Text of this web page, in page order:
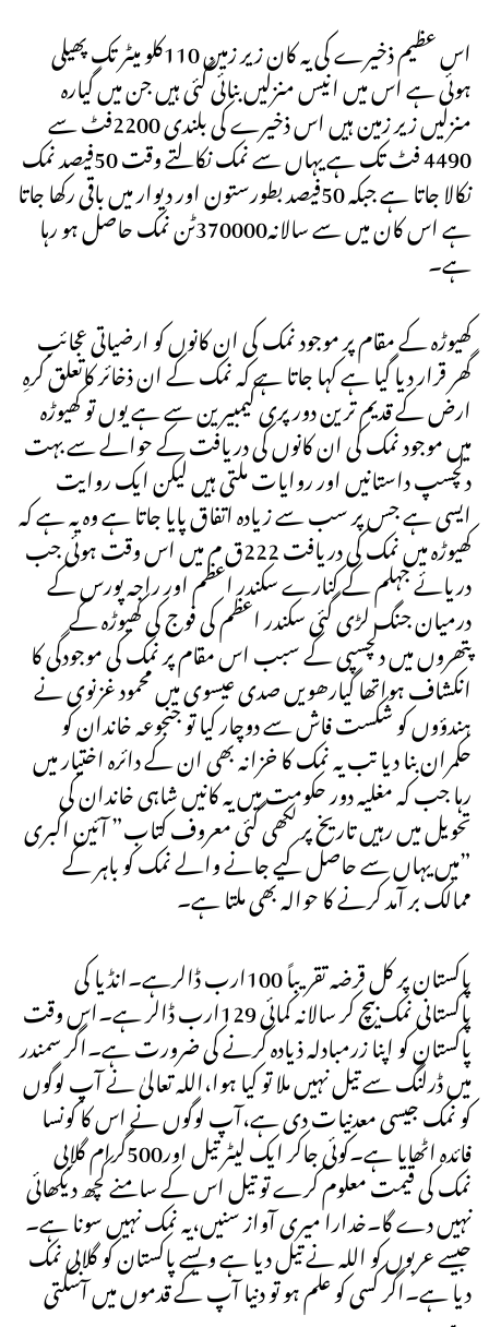
اس عظیم ذخیرے کی یہ کان زیر زمین 110کلو میٹر تک پھیلی
ہوئی ہے اس میں انیس منزلیں بنائی گئی ہیں جن میں گیارہ
منزلیں زیر زمین ہیں اس ذخیرے کی بلندی 2200فٹ سے
4490 فٹ تک ہے یہاں سے نمک نکالتے وقت 50فیصد نمک
نکالا جاتا ہے جبکہ 50فیصد بطورستون اور دیوار میں باقی رکھا جاتا
ہے اس کان میں سے سالانہ370000ٹن نمک حاصل ہو رہا
ہے۔
کھیوڑہ کے مقام پر موجود نمک کی ان کانوں کو ارضیاتی عجائب
گھر قرار دیا گیا ہے کہا جاتا ہے کہ نمک کے ان ذخائر کاتعلق کرہِ
ارض کے قدیم ترین دور پری کیمبیرین سے ہے یوں تو کھیوڑہ
میں موجود نمک کی ان کانوں کی دریافت کے حوالے سے بہت
دلچسپ داستانیں اور روایات ملتی ہیں لیکن ایک روایت
ایسی ہے جس پر سب سے زیادہ اتفاق پایا جاتا ہے وہ یہ ہے کہ
کھیوڑہ میں نمک کی دریافت 222ق م میں اس وقت ہوئی جب
دریائے جہلم کے کنارے سکندر اعظم اور راجہ پورس کے
درمیان جنگ لڑی گئی سکندر اعظم کی فوج کی کھیوڑہ کے
پتھروں میں دلچسپی کے سبب اس مقام پر نمک کی موجودگی کا
انکشاف ہواتھا گیارھویں صدی عیسوی میں محمود غزنوی نے
ہندؤوں کو شکست فاش سے دوچار کیا تو جنجوعہ خاندان کو
حکمران بنا دیا تب یہ نمک کا خزانہ بھی ان کے دائرہ اختیار میں
رہا جب کہ مغلیہ دور حکومت میں یہ کانیں شاہی خاندان کی
تحویل میں رہیں تاریخ پر لکھی گئی معروف کتاب” آئین اکبری
”میں یہاں سے حاصل کیے جانے والے نمک کو باہر کے
ممالک بر آمد کرنے کا حوالہ بھی ملتا ہے۔
پاکستان پر کل قرضہ تقریباً 100ارب ڈالرہے۔انڈیا کی
پاکستانی نمک بیچ کر سالانہ کمائی 129ارب ڈالر ہے۔اس وقت
پاکستان کو اپنا زرمبادلہ ذیادہ کرنے کی ضرورت ہے۔اگر سمندر
میں ڈرلنگ سے تیل نہیں ملا تو کیا ہوا،اللہ تعالیٰ نے آپ لوگوں
کو نمک جیسی معدنیات دی ہے،آپ لوگوں نے اس کا کونسا
فائدہ اٹھایا ہے۔کوئی جاکر ایک لیٹر تیل اور500گرام گلابی
نمک کی قیمت معلوم کرے تو تیل اس کے سامنے کچھ دیکھائی
نہیں دے گا۔خدارا میری آواز سنیں،یہ نمک نہیں سونا ہے۔
جیسے عربوں کو اللہ نے تیل دیا ہے ویسے پاکستان کو گلابی نمک
دیا ہے۔اگر کسی کو علم ہو تو دنیا آپ کے قدموں میں آسکتی